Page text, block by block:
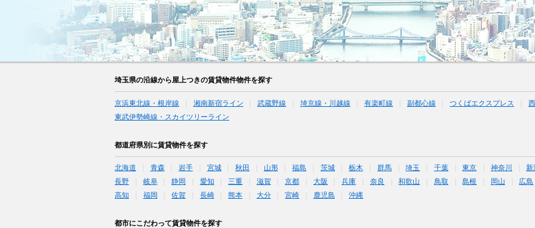
埼玉県の沿線から屋上つきの賃貸物件物件を探す
京浜東北線・根岸線 湘南新宿ライン 武蔵野線 埼京線・川越線 有楽町線 副都心線 つくばエクスプレス
東武伊勢崎線・スカイツリーライン
都道府県別に賃貸物件を探す
北海道 青森 岩手 宮城 秋田 山形 福島 茨城 栃木 群馬 埼玉 千葉 東京 神奈川 新
長野
岐阜 静岡 愛知 三重 滋賀 京都 大阪 兵庫 奈良 和歌山 鳥取 島根 岡山 広島
高知
福岡 佐賀 長崎 熊本 大分 宮崎 鹿児島 沖縄
都市にこだわって賃貸物件を探す